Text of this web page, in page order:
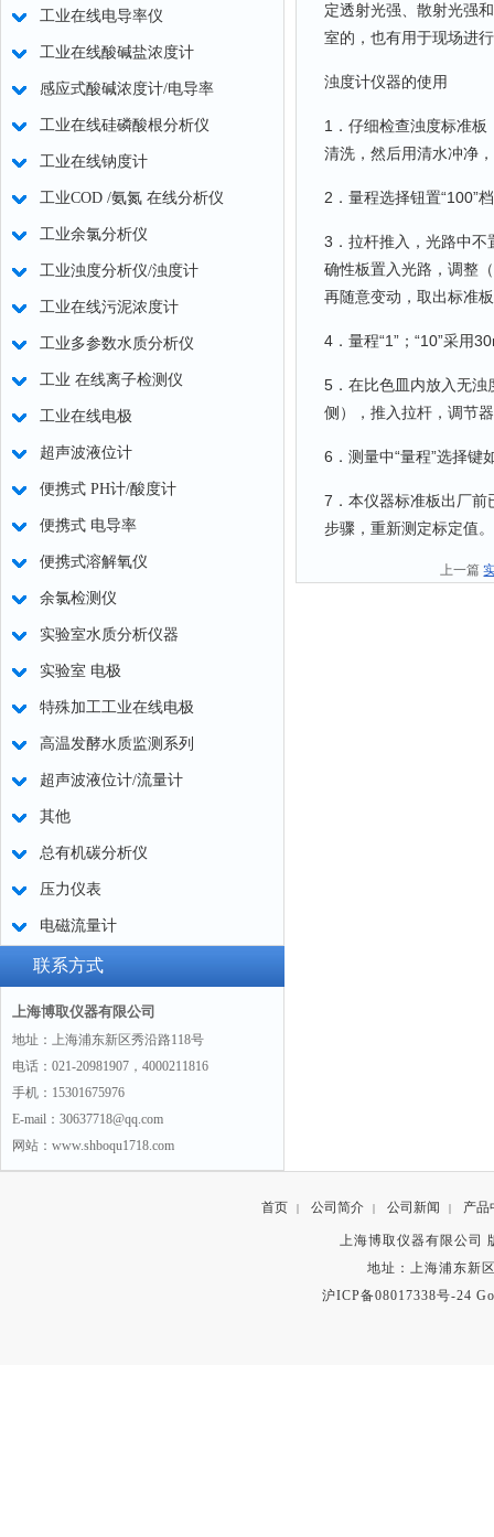
工业在线电导率仪
工业在线酸碱盐浓度计
感应式酸碱浓度计/电导率
工业在线硅磷酸根分析仪
工业在线钠度计
工业COD /氨氮 在线分析仪
工业余氯分析仪
工业浊度分析仪/浊度计
工业在线污泥浓度计
工业多参数水质分析仪
工业 在线离子检测仪
工业在线电极
超声波液位计
便携式 PH计/酸度计
便携式 电导率
便携式溶解氧仪
余氯检测仪
实验室水质分析仪器
实验室 电极
特殊加工工业在线电极
高温发酵水质监测系列
超声波液位计/流量计
其他
总有机碳分析仪
压力仪表
电磁流量计
联系方式
上海博取仪器有限公司
地址：上海浦东新区秀沿路118号
电话：021-20981907，4000211816
手机：15301675976
E-mail：30637718@qq.com
网站：www.shboqu1718.com
定透射光强、散射光强
室的，也有用于现场进
浊度计仪器的使用
1．仔细检查浊度标准
清洗，然后用清水冲净
2．量程选择钮置“100”
3．拉杆推入，光路中不
确性板置入光路，调整
再随意变动，取出标准
4．量程“1”；“10”采用
5．在比色皿内放入无浊
侧），推入拉杆，调节
6．测量中“量程”选择键
7．本仪器标准板出厂
步骤，重新测定标定值。
上一篇
首页 | 公司简介 | 公司新闻 | 产品
上海博取仪器有限公司
地址：上海浦东新
沪ICP备08017338号-24